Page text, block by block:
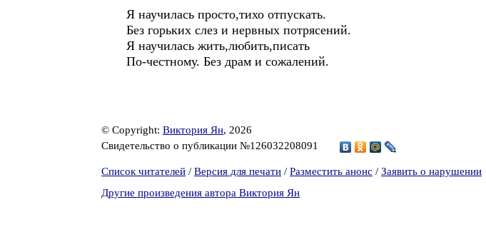
Я научилась просто,тихо отпускать.
Без горьких слез и нервных потрясений.
Я научилась жить,любить,писать
По-честному. Без драм и сожалений.
© Copyright: Виктория Ян, 2026
Свидетельство о публикации №126032208091
Список читателей / Версия для печати / Разместить анонс / Заявить о нарушении
Другие произведения автора Виктория Ян